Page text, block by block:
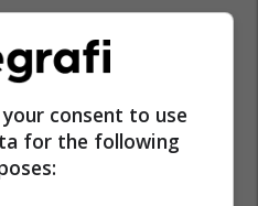
Lpm Maqedoni
2017
consent to use
for the following